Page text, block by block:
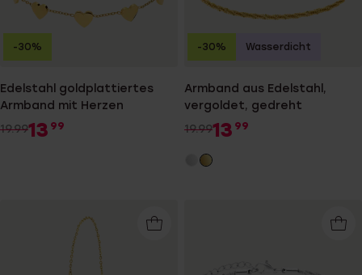
Edelstahl goldplattiertes
Armband mit Herzen
19.9913 99
-30%
Armband aus Edelstahl,
vergoldet, gedreht
19.9913 99
-30% Wasserdicht